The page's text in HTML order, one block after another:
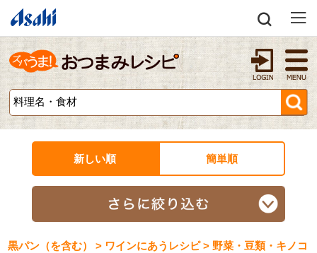
新しい順 簡単順
黒パン（を含む） > ワインにあうレシピ > 野菜・豆類・キノコ